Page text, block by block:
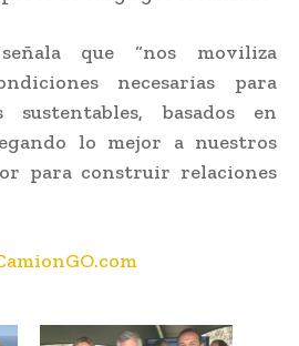
que “nos moviliza
necesarias para
sustentables, basados en
lo mejor a nuestros
para construir relaciones